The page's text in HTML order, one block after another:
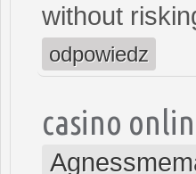
without
odpowiedz
casino